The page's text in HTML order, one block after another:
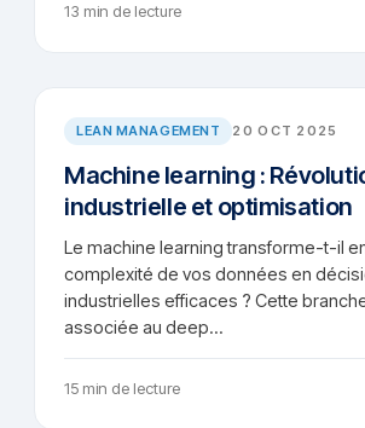
13 min de lecture
LEAN MANAGEMENT 20 OCT 2025
Machine learning :
industrielle et optimisation
Le machine learning transforme-t-il
complexité de vos données en
industrielles efficaces ? Cette branche
associée au deep…
15 min de lecture